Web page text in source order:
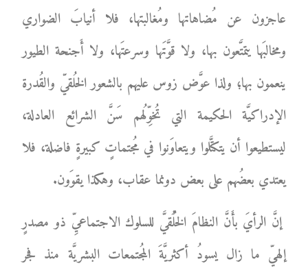
عاجزون عن مُضاهاتها ومُغالبتها، فلا أنيابَ الضواري
ومخالبَها يتمتَّعون بها، ولا قوَّتَها وسرعتَها، ولا أَجنحة الطيور
ينعمون بها؛ ولذا عوَّض زوس عليهم بالشعور الخُلقيّ والقُدرة
الإدراكيَّة الحكيمة التي تُخوِّلُهم سَنَّ الشرائع العادلة،
ليستطيعوا أن يتكتَّلوا ويتعاوَنوا في مُجتماتٍ كبيرةٍ فاضلة، فلا
يعتدي بعضُهم على بعض دونما عقاب، وهكذا يقوَون.
إنَّ الرأيَ بأَنَّ النظامَ الخُلُقيَّ للسلوك الاجتماعيِّ ذو مصدرٍ
إلهيّ ما زال يسودُ أكثريَّةَ المُجتمعات البشريَّة منذ فجر